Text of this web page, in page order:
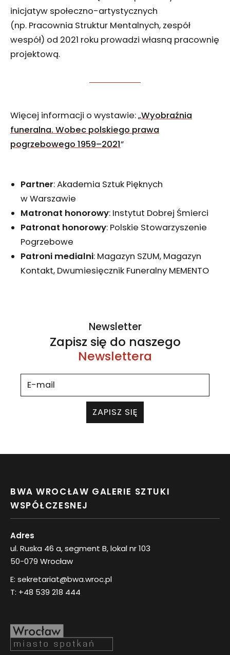
inicjatyw społeczno-artystycznych
(np. Pracownia Struktur Mentalnych, zespół
wespół) od 2021 roku prowadzi własną pracownię
projektową.
Więcej informacji o wystawie: „Wyobraźnia
funeralna. Wobec polskiego prawa
pogrzebowego 1959–2021”
Partner: Akademia Sztuk Pięknych
w Warszawie
Matronat honorowy: Instytut Dobrej Śmierci
Patronat honorowy: Polskie Stowarzyszenie
Pogrzebowe
Patroni medialni: Magazyn SZUM, Magazyn
Kontakt, Dwumiesięcznik Funeralny MEMENTO
Newsletter
Zapisz się do naszego
Newslettera
ZAPISZ SIĘ
BWA WROCŁAW GALERIE SZTUKI
WSPÓŁCZESNEJ
Adres
ul. Ruska 46 a, segment B, lokal nr 103
50-079 Wrocław
E: sekretariat@bwa.wroc.pl
T: +48 539 218 444